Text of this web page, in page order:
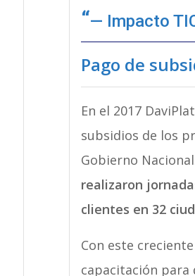
— Impacto
Pago de
En el 2017
subsidios de los
Gobierno
realizaron
clientes en 32
Con este
capacitación para